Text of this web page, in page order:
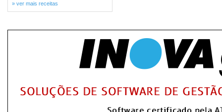
» ver mais receitas